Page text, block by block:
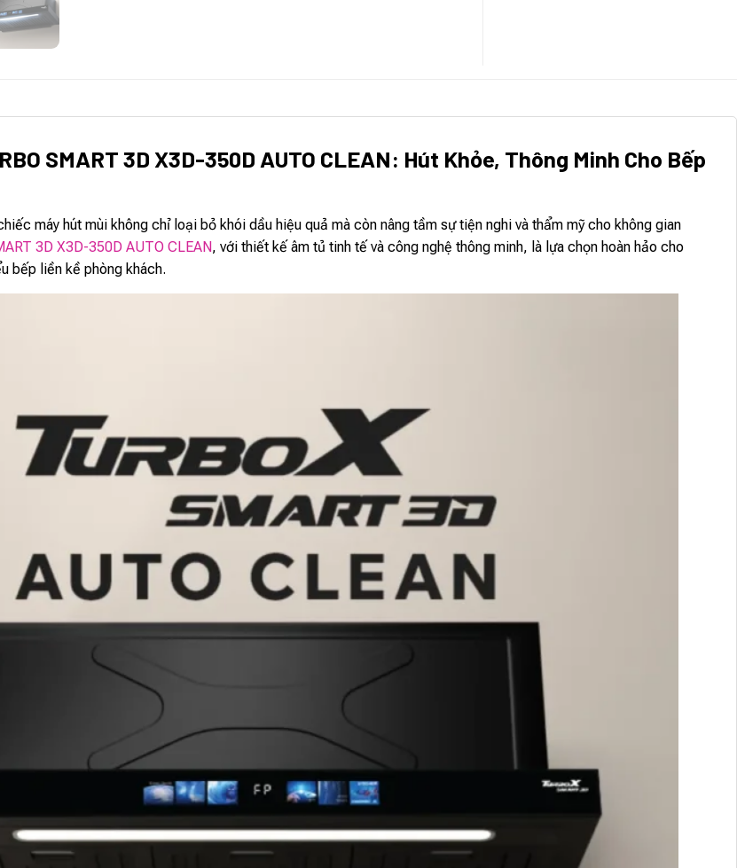
SMART 3D X3D-350D AUTO CLEAN: Hút Khỏe, Thông Minh Cho Bếp
máy hút mùi không chỉ loại bỏ khói dầu hiệu quả mà còn nâng tầm sự tiện nghi và thẩm mỹ cho không gian
3D X3D-350D AUTO CLEAN, với thiết kế âm tủ tinh tế và công nghệ thông minh, là lựa chọn hoàn hảo cho
bếp liền kề phòng khách.